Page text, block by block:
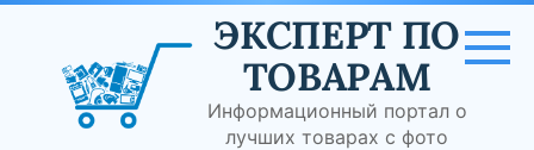
Перейти
контенту
ЭКСПЕРТ ПО
ТОВАРАМ
Информационный портал о
лучших товарах с фото